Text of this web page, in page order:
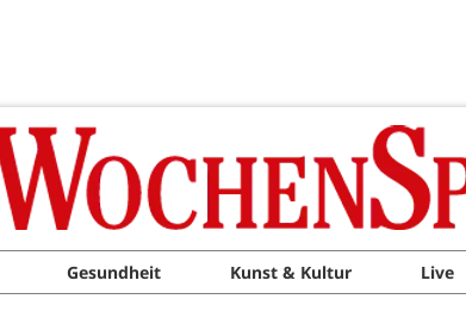
Gesundheit Kunst & Kultur Live